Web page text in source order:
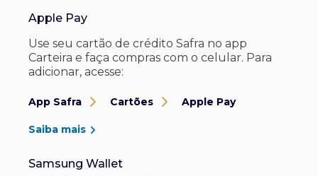
Apple Pay
Use seu cartão de crédito Safra no app
Carteira e faça compras com o celular. Para
adicionar, acesse:
App Safra Cartões Apple Pay
Saiba mais
Samsung Wallet